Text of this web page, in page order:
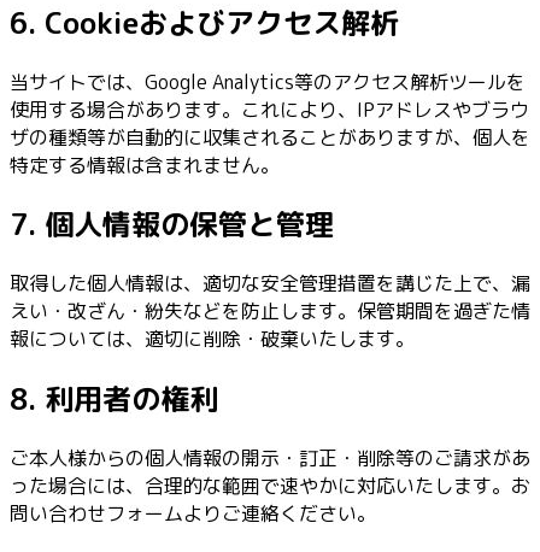
6. Cookieおよびアクセス解析
当サイトでは、Google Analytics等のアクセス解析ツールを
使用する場合があります。これにより、IPアドレスやブラウ
ザの種類等が自動的に収集されることがありますが、個人を
特定する情報は含まれません。
7. 個人情報の保管と管理
取得した個人情報は、適切な安全管理措置を講じた上で、漏
えい・改ざん・紛失などを防止します。保管期間を過ぎた情
報については、適切に削除・破棄いたします。
8. 利用者の権利
ご本人様からの個人情報の開示・訂正・削除等のご請求があ
った場合には、合理的な範囲で速やかに対応いたします。お
問い合わせフォームよりご連絡ください。